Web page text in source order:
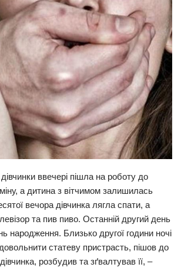
ввечері пішла на роботу до
а дитина з вітчимом залишилась
вечора дівчинка лягла спати, а
та пив пиво. Останній другий день
народження. Близько другої години ночі
статеву пристрасть, пішов до
розбудив та зґвалтував її, –